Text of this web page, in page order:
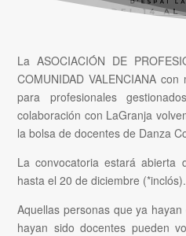
La ASOCIACIÓN DE
COMUNIDAD VALENCIANA
para profesionales
colaboración con LaGranja
la bolsa de docentes de Danza
La convocatoria estará abierta
hasta el 20 de diciembre (*inclós).
Aquellas personas que ya
hayan sido docentes pueden